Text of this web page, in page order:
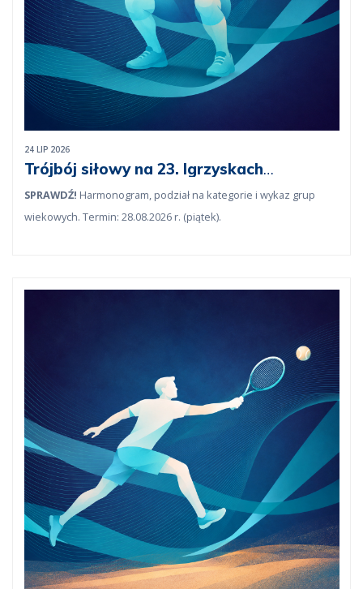
24 LIP 2026
Trójbój siłowy na 23. Igrzyskach
lekarskich
SPRAWDŹ! Harmonogram, podział na kategorie i wykaz grup
wiekowych. Termin: 28.08.2026 r. (piątek).